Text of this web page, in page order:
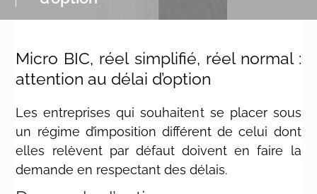
Micro BIC, réel simplifié, réel normal :
attention au délai d’option
Les entreprises qui souhaitent se placer sous
un régime d’imposition différent de celui dont
elles relèvent par défaut doivent en faire la
demande en respectant des délais.